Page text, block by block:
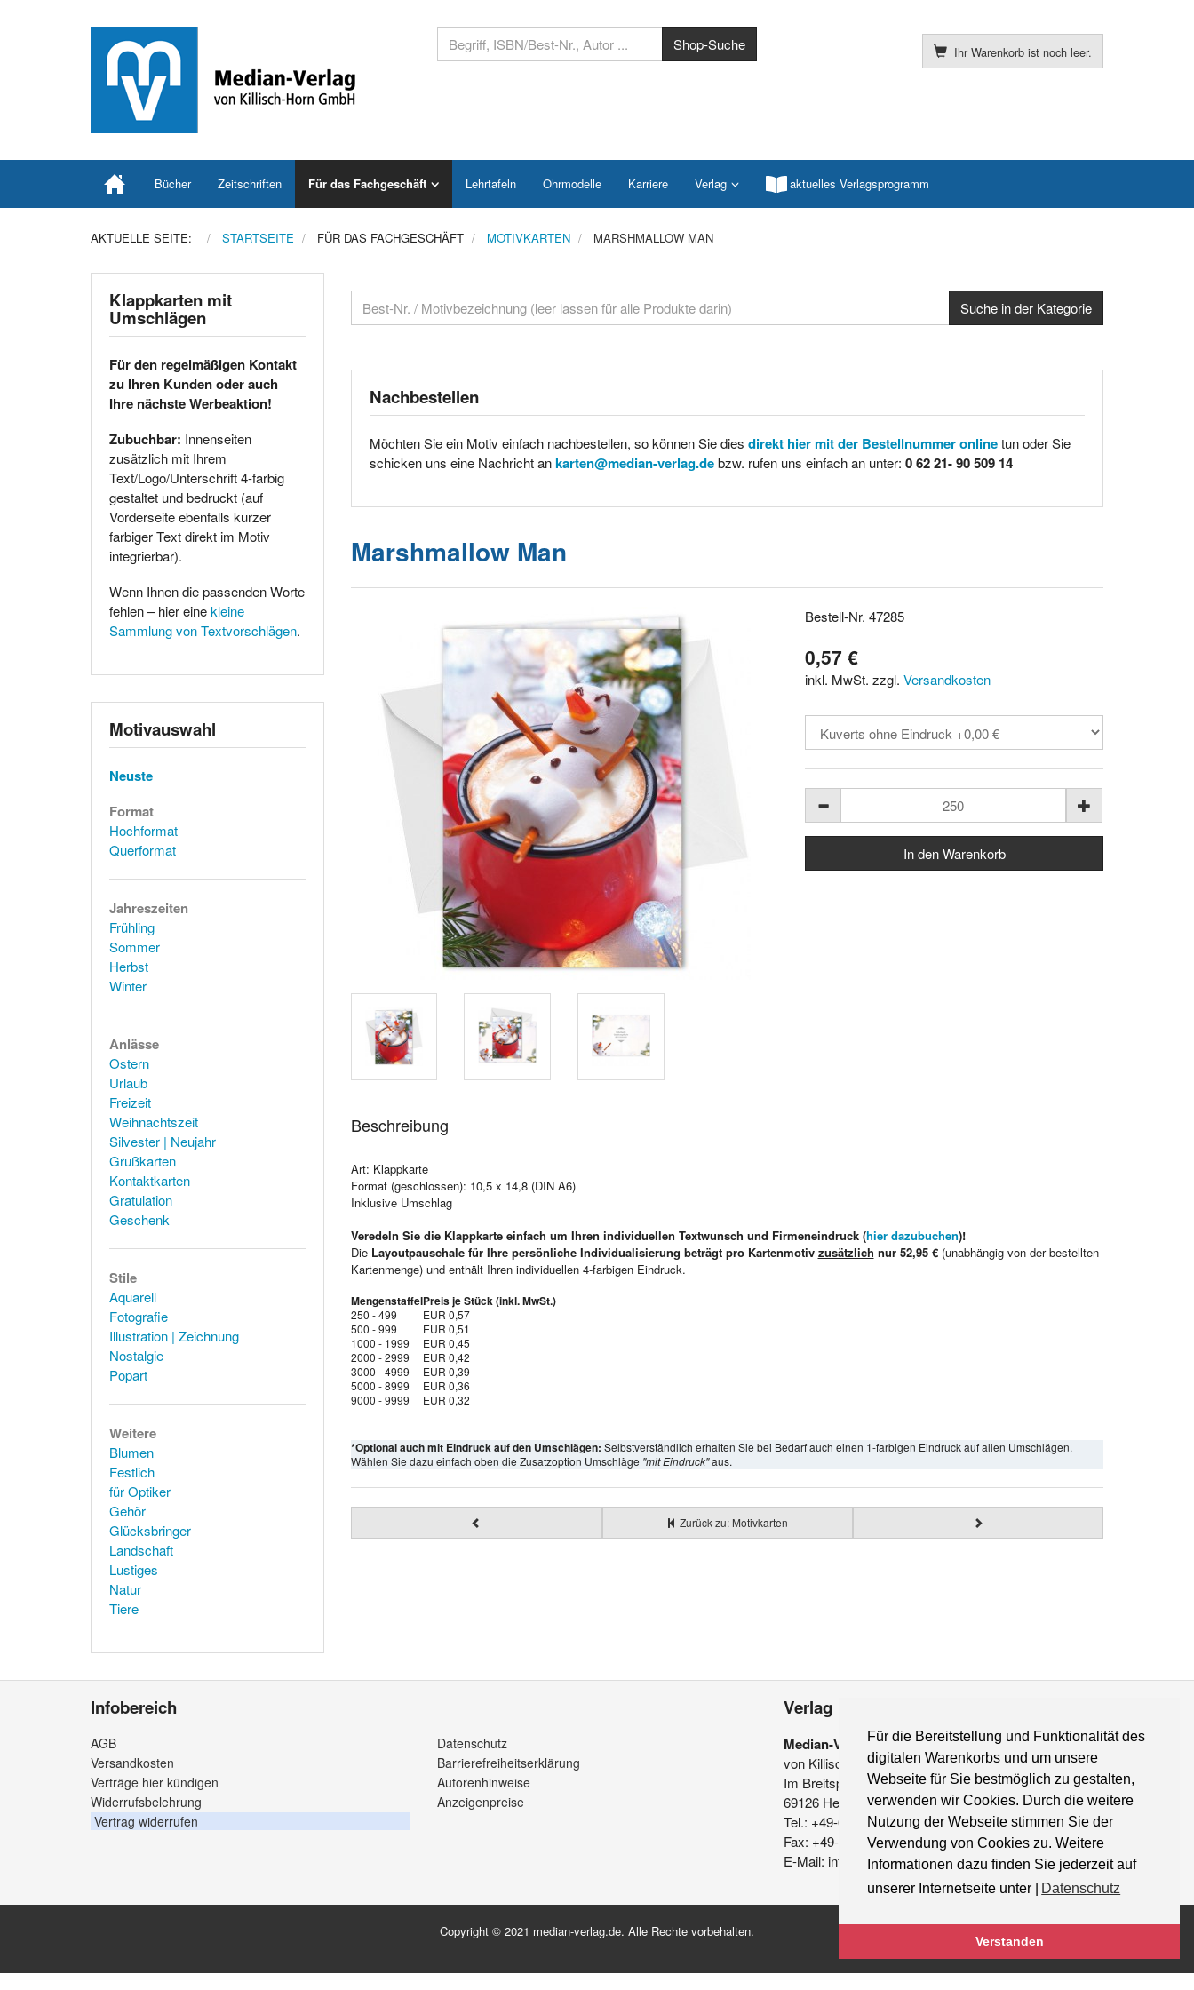
Für die Bereitstellung und Funktionalität des
digitalen Warenkorbs und um unsere
Webseite für Sie bestmöglich zu gestalten,
verwenden wir Cookies. Durch die weitere
Nutzung der Webseite stimmen Sie der
Verwendung von Cookies zu. Weitere
Informationen dazu finden Sie jederzeit auf
unserer Internetseite unter |
Datenschutz
Verstanden
Ihr Warenkorb ist noch leer.
Bücher Zeitschriften Für das Fachgeschäft Lehrtafeln Ohrmodelle Karriere Verlag aktuelles Verlagsprogramm
AKTUELLE SEITE: STARTSEITE FÜR DAS FACHGESCHÄFT MOTIVKARTEN MARSHMALLOW MAN
Nachbestellen
Möchten Sie ein Motiv einfach nachbestellen, so können Sie dies direkt hier mit der Bestellnummer onlinetun oder Sie
schicken uns eine Nachricht ankarten@median-verlag.de bzw. rufen uns einfach an unter: 0 62 21- 90 509 14
Marshmallow Man
Bestell-Nr. 47285
0,57 €
inkl. MwSt. zzgl.Versandkosten
Beschreibung
Art: Klappkarte
Format (geschlossen): 10,5 x 14,8 (DIN A6)
Inklusive Umschlag
Veredeln Sie die Klappkarte einfach um Ihren individuellen Textwunsch und Firmeneindruck (hier dazubuchen)!
Die Layoutpauschale für Ihre persönliche Individualisierung beträgt pro Kartenmotiv zusätzlich nur 52,95 €(unabhängig von der bestellten
Kartenmenge) und enthält Ihren individuellen 4-farbigen Eindruck.
MengenstaffelPreis je Stück (inkl. MwSt.)
250 - 499
EUR 0,57
500 - 999
EUR 0,51
1000 - 1999
EUR 0,45
2000 - 2999
EUR 0,42
3000 - 4999
EUR 0,39
5000 - 8999
EUR 0,36
9000 - 9999
EUR 0,32
*Optional auch mit Eindruck auf den Umschlägen: Selbstverständlich erhalten Sie bei Bedarf auch einen 1-farbigen Eindruck auf allen Umschlägen.
Wählen Sie dazu einfach oben die Zusatzoption Umschläge "mit Eindruck"aus.
Zurück zu: Motivkarten
Klappkarten mit
Umschlägen
Für den regelmäßigen Kontakt
zu Ihren Kunden oder auch
Ihre nächste Werbeaktion!
Zubuchbar: Innenseiten
zusätzlich mit Ihrem
Text/Logo/Unterschrift 4-farbig
gestaltet und bedruckt (auf
Vorderseite ebenfalls kurzer
farbiger Text direkt im Motiv
integrierbar).
Wenn Ihnen die passenden Worte
fehlen – hier einekleine
Sammlung von Textvorschlägen.
Motivauswahl
Neuste
Format
Hochformat
Querformat
Jahreszeiten
Frühling
Sommer
Herbst
Winter
Anlässe
Ostern
Urlaub
Freizeit
Weihnachtszeit
Silvester | Neujahr
Grußkarten
Kontaktkarten
Gratulation
Geschenk
Stile
Aquarell
Fotografie
Illustration | Zeichnung
Nostalgie
Popart
Weitere
Blumen
Festlich
für Optiker
Gehör
Glücksbringer
Landschaft
Lustiges
Natur
Tiere
Infobereich
AGB
Versandkosten
Verträge hier kündigen
Widerrufsbelehrung
Vertrag widerrufen
Datenschutz
Barrierefreiheitserklärung
Autorenhinweise
Anzeigenpreise
Verlag
Median-Verlag
von Killisch-Horn GmbH
Im Breitspiel 11 a
69126 Heidelberg
Tel.: +49-6221-90 509-0
Fax: +49-6221-90 509-20
E-Mail: info@median-verlag.de
Copyright © 2021 median-verlag.de. Alle Rechte vorbehalten.